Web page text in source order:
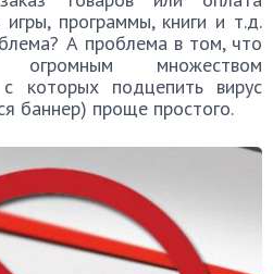
игры, программы, книги и т.д.
А проблема в том, что
огромным множеством
которых подцепить вирус
баннер) проще простого.